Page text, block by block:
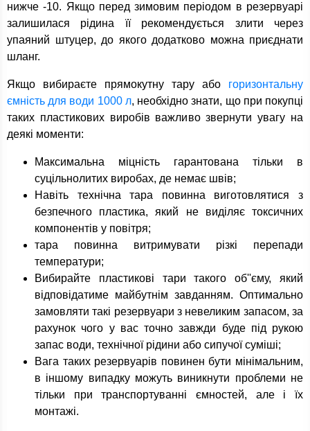
нижче -10. Якщо перед зимовим періодом в резервуарі
залишилася рідина її рекомендується злити через
упаяний штуцер, до якого додатково можна приєднати
шланг.
Якщо вибираєте прямокутну тару або горизонтальну
ємність для води 1000 л, необхідно знати, що при покупці
таких пластикових виробів важливо звернути увагу на
деякі моменти:
Максимальна міцність гарантована тільки в
суцільнолитих виробах, де немає швів;
Навіть технічна тара повинна виготовлятися з
безпечного пластика, який не виділяє токсичних
компонентів у повітря;
тара повинна витримувати різкі перепади
температури;
Вибирайте пластикові тари такого об''єму, який
відповідатиме майбутнім завданням. Оптимально
замовляти такі резервуари з невеликим запасом, за
рахунок чого у вас точно завжди буде під рукою
запас води, технічної рідини або сипучої суміші;
Вага таких резервуарів повинен бути мінімальним,
в іншому випадку можуть виникнути проблеми не
тільки при транспортуванні ємностей, але і їх
монтажі.